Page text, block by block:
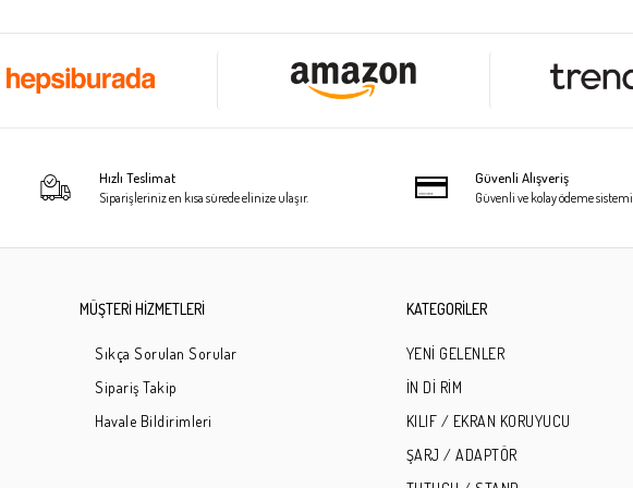
Hızlı Teslimat
Siparişleriniz en kısa sürede elinize ulaşır.
Güvenli Alışveriş
Güvenli ve kolay ödeme sistemi
MÜŞTERİ HİZMETLERİ
Sıkça Sorulan Sorular
Sipariş Takip
Havale Bildirimleri
KATEGORİLER
YENİ GELENLER
İN Dİ RİM
KILIF / EKRAN KORUYUCU
ŞARJ / ADAPTÖR